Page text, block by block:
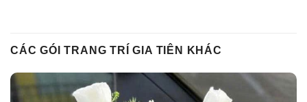
CÁC GÓI TRANG TRÍ GIA TIÊN KHÁC